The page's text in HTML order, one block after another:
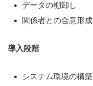
データの棚卸し
関係者との合意形成
導入段階
システム環境の構築